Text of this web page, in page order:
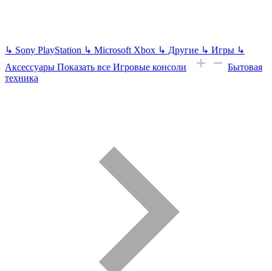
↳ Sony PlayStation ↳ Microsoft Xbox ↳ Другие ↳ Игры ↳
Аксессуары Показать все Игровые консоли
Бытовая
техника